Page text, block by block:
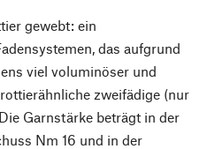
gewebt: ein
das aufgrund
viel voluminöser und
zweifädige (nur
Garnstärke beträgt in der
Nm 16 und in der